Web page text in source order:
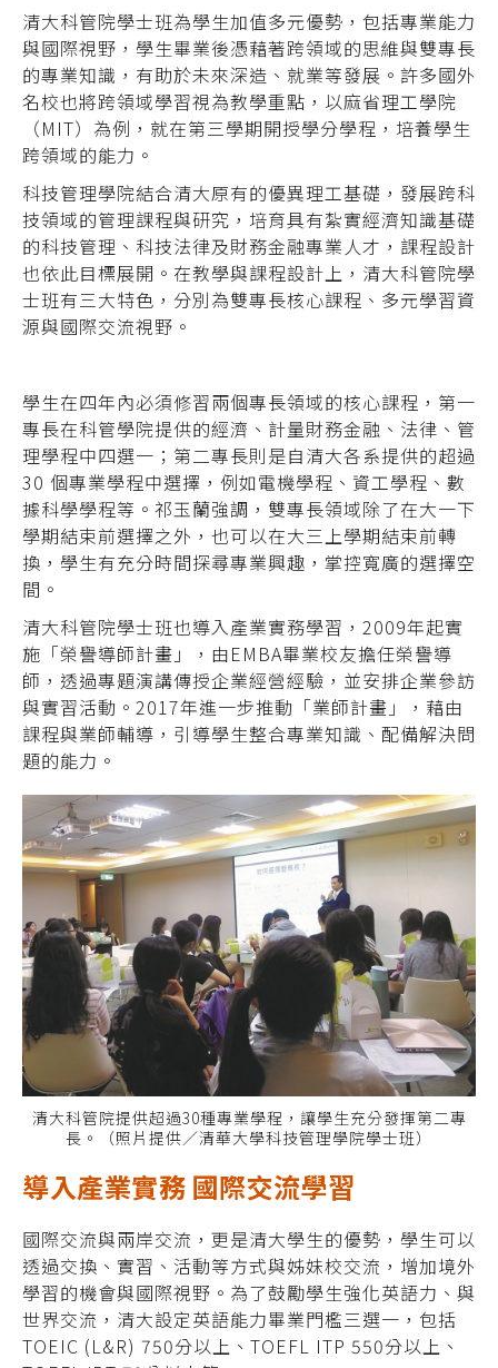
清大科管院學士班為學生加值多元優勢，包括專業能力
與國際視野，學生畢業後憑藉著跨領域的思維與雙專長
的專業知識，有助於未來深造、就業等發展。許多國外
名校也將跨領域學習視為教學重點，以麻省理工學院
（MIT）為例，就在第三學期開授學分學程，培養學生
跨領域的能力。
科技管理學院結合清大原有的優異理工基礎，發展跨科
技領域的管理課程與研究，培育具有紮實經濟知識基礎
的科技管理、科技法律及財務金融專業人才，課程設計
也依此目標展開。在教學與課程設計上，清大科管院學
士班有三大特色，分別為雙專長核心課程、多元學習資
源與國際交流視野。
學生在四年內必須修習兩個專長領域的核心課程，第一
專長在科管學院提供的經濟、計量財務金融、法律、管
理學程中四選一；第二專長則是自清大各系提供的超過
30 個專業學程中選擇，例如電機學程、資工學程、數
據科學學程等。祁玉蘭強調，雙專長領域除了在大一下
學期結束前選擇之外，也可以在大三上學期結束前轉
換，學生有充分時間探尋專業興趣，掌控寬廣的選擇空
間。
清大科管院學士班也導入產業實務學習，2009年起實
施「榮譽導師計畫」，由EMBA畢業校友擔任榮譽導
師，透過專題演講傳授企業經營經驗，並安排企業參訪
與實習活動。2017年進一步推動「業師計畫」，藉由
課程與業師輔導，引導學生整合專業知識、配備解決問
題的能力。
清大科管院提供超過30種專業學程，讓學生充分發揮第二專
長。（照片提供／清華大學科技管理學院學士班）
導入產業實務 國際交流學習
國際交流與兩岸交流，更是清大學生的優勢，學生可以
透過交換、實習、活動等方式與姊妹校交流，增加境外
學習的機會與國際視野。為了鼓勵學生強化英語力、與
世界交流，清大設定英語能力畢業門檻三選一，包括
TOEIC (L&R) 750分以上、TOEFL ITP 550分以上、